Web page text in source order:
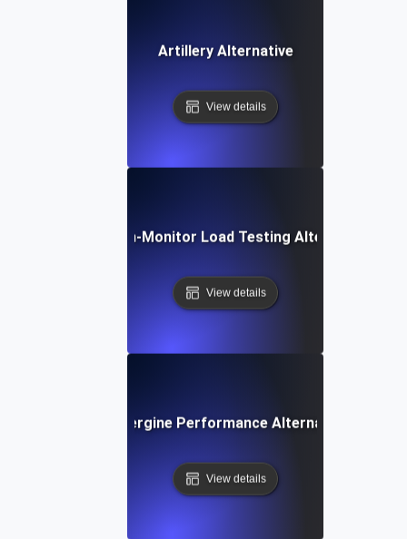
Artillery Alternative
View details
Dotcom-Monitor Load Testing Alternative
View details
Aubergine Performance Alternative
View details